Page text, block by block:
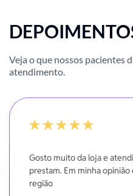
Veja o que nossos pacientes
atendimento.
Gosto muito da loja e
prestam. Em minha opinião
região